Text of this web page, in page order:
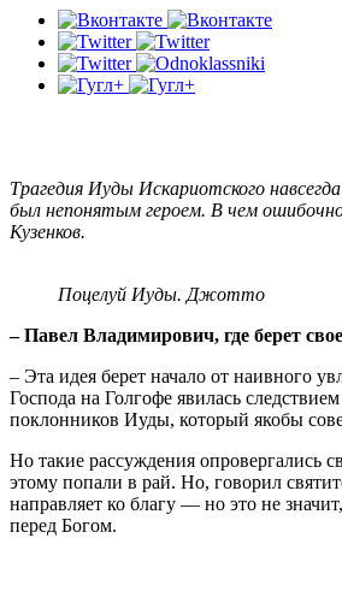
Трагедия Иуды Искариотского
был непонятым героем. В чем
Кузенков.
Поцелуй Иуды. Джотто
– Павел Владимирович, где берет
– Эта идея берет начало от наивного
Господа на Голгофе явилась
поклонников Иуды, который якобы
Но такие рассуждения опровергались
этому попали в рай. Но, говорил
направляет ко благу — но это не
перед Богом.